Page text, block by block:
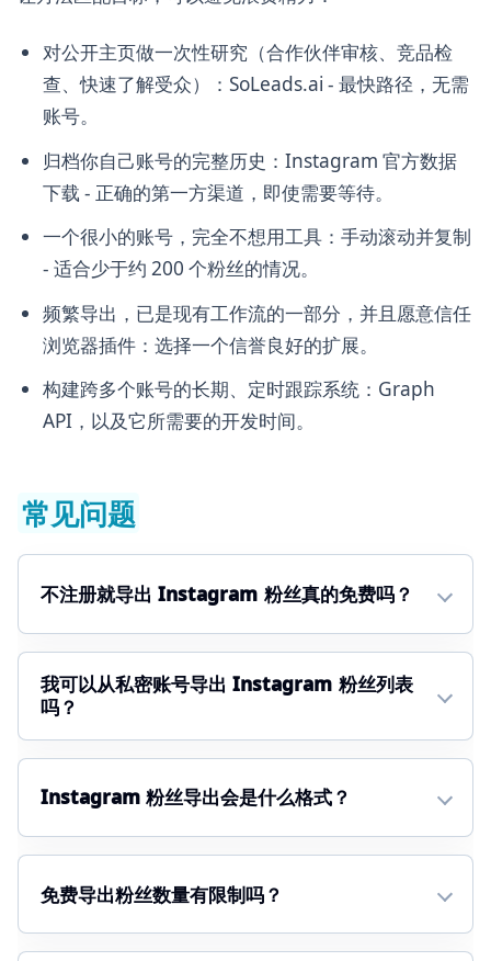
对公开主页做一次性研究（合作伙伴审核、竞品检
查、快速了解受众）：SoLeads.ai - 最快路径，无需
账号。
归档你自己账号的完整历史：Instagram 官方数据
下载 - 正确的第一方渠道，即使需要等待。
一个很小的账号，完全不想用工具：手动滚动并复制
- 适合少于约 200 个粉丝的情况。
频繁导出，已是现有工作流的一部分，并且愿意信任
浏览器插件：选择一个信誉良好的扩展。
构建跨多个账号的长期、定时跟踪系统：Graph
API，以及它所需要的开发时间。
常见问题
不注册就导出 Instagram 粉丝真的免费吗？
我可以从私密账号导出 Instagram 粉丝列表
吗？
Instagram 粉丝导出会是什么格式？
免费导出粉丝数量有限制吗？